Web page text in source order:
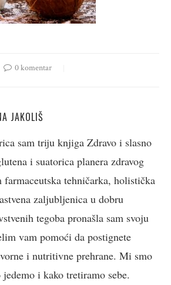
0 komentar
JAKOLIŠ
sam triju knjiga Zdravo i slasno
i suatorica planera zdravog
farmaceutska tehničarka, holistička
zaljubljenica u dobru
tegoba pronašla sam svoju
vam pomoći da postignete
i nutritivne prehrane. Mi smo
i kako tretiramo sebe.